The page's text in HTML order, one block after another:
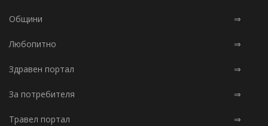
Общини ⇒
Любопитно ⇒
Здравен портал ⇒
За потребителя ⇒
Травел портал ⇒